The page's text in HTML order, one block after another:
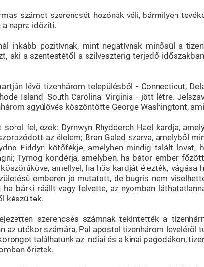
számot szerencsét hozónak véli, bármilyen
a napra időzíti.
inkább pozitívnak, mint negatívnak minősül a
aki a szentestétől a szilveszterig terjedő
lévő tizenhárom településből - Connecticut,
Island, South Carolina, Virginia - jött létre.
ágyúlövés köszöntötte George Washingtont,
fel, ezek: Dyrnwyn Rhydderch Hael kardja,
az élelem; Bran Galed szarva, amelyből
Eiddyn kötőfékje, amelyben mindig talált
Tyrnog kondérja, amelyben, ha bátor ember
amellyel, ha hős kardját élezték, vágása
emberen jó mutatott, de bugris nem
bárki ráállt vagy felvette, az nyomban
készültek.
szerencsés számnak tekintették a
az utókor számára, Pál apostol tizenhárom
találhatunk az indiai és a kínai pagodákon,
őriztek.